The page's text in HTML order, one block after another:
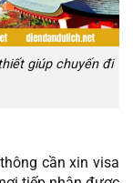
giúp chuyến đi
cần xin visa